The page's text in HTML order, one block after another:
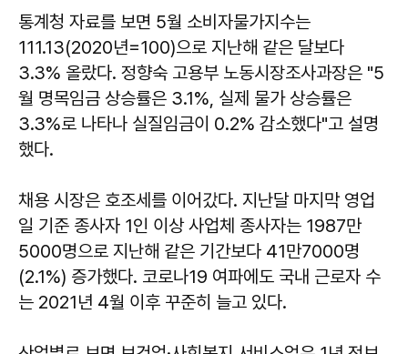
통계청 자료를 보면 5월 소비자물가지수는
111.13(2020년=100)으로 지난해 같은 달보다
3.3% 올랐다. 정향숙 고용부 노동시장조사과장은 "5
월 명목임금 상승률은 3.1%, 실제 물가 상승률은
3.3%로 나타나 실질임금이 0.2% 감소했다"고 설명
했다.
채용 시장은 호조세를 이어갔다. 지난달 마지막 영업
일 기준 종사자 1인 이상 사업체 종사자는 1987만
5000명으로 지난해 같은 기간보다 41만7000명
(2.1%) 증가했다. 코로나19 여파에도 국내 근로자 수
는 2021년 4월 이후 꾸준히 늘고 있다.